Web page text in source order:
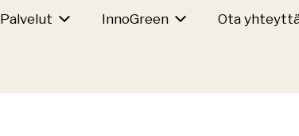
Palvelut InnoGreen Ota